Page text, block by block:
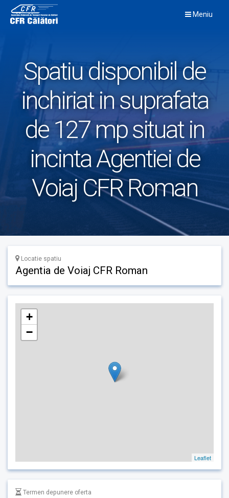
content
Meniu
Spatiu disponibil de
inchiriat in suprafata
de 127 mp situat in
incinta Agentiei de
Voiaj CFR Roman
Locatie spatiu
Agentia de Voiaj CFR Roman
+
−
Leaflet
Termen depunere oferta